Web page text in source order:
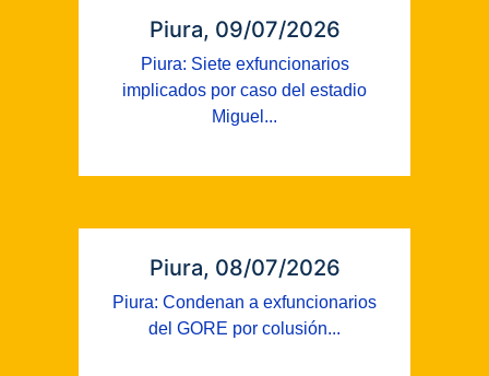
Piura, 09/07/2026
Piura: Siete exfuncionarios
implicados por caso del estadio
Miguel...
Piura, 08/07/2026
Piura: Condenan a exfuncionarios
del GORE por colusión...